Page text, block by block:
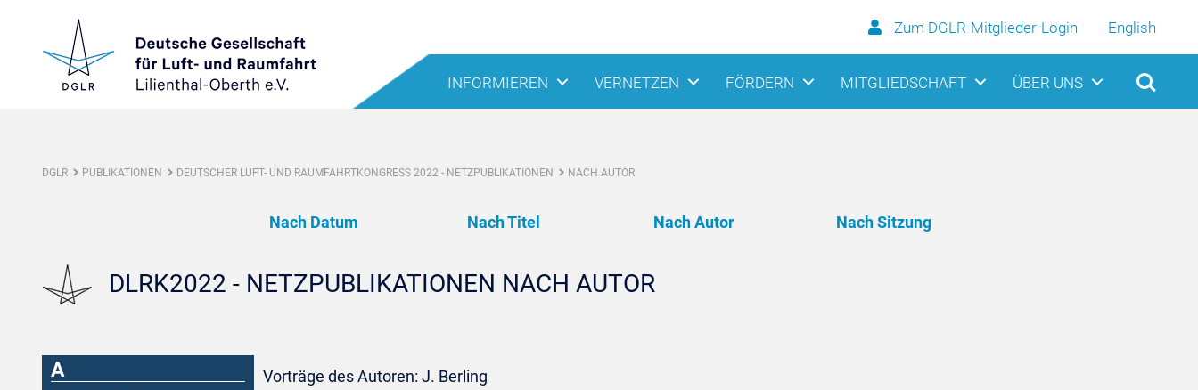
Zum DGLR-Mitglieder-Login English
INFORMIEREN VERNETZEN FÖRDERN MITGLIEDSCHAFT ÜBER UNS
DGLR PUBLIKATIONEN DEUTSCHER LUFT- UND RAUMFAHRTKONGRESS 2022 - NETZPUBLIKATIONEN NACH AUTOR
Nach Datum Nach Titel Nach Autor Nach Sitzung
DLRK2022 - NETZPUBLIKATIONEN NACH AUTOR
A Vorträge des Autoren: J. Berling